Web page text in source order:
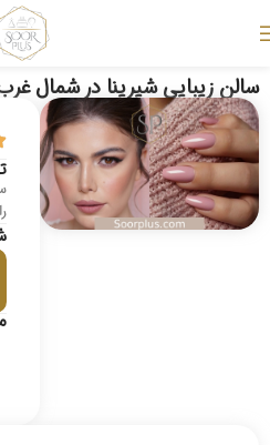
سالن زیبایی شیرینا در شمال